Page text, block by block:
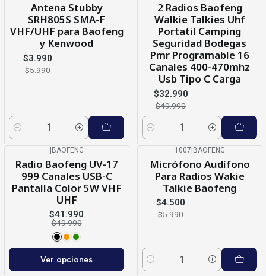
Antena Stubby
SRH805S SMA-F
VHF/UHF para Baofeng
y Kenwood
$3.990
$5.990
Cantidad
2 Radios Baofeng
Walkie Talkies Uhf
Portatil Camping
Seguridad Bodegas
Pmr Programable 16
Canales 400-470mhz
Usb Tipo C Carga
$32.990
$49.990
Cantidad
|BAOFENG
Radio Baofeng UV-17
999 Canales USB-C
Pantalla Color 5W VHF
UHF
$41.990
$49.990
Ver opciones
1007|BAOFENG
Micrófono Audífono
Para Radios Wakie
Talkie Baofeng
$4.500
$5.990
Cantidad